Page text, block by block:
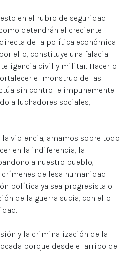
en el rubro de seguridad
detendrán el creciente
de la política económica
ello, constituye una falacia
civil y militar. Hacerlo
el monstruo de las
sin control e impunemente
a luchadores sociales,
violencia, amamos sobre todo
en la indiferencia, la
a nuestro pueblo,
de lesa humanidad
política ya sea progresista o
de la guerra sucia, con ello
y la criminalización de la
porque desde el arribo de